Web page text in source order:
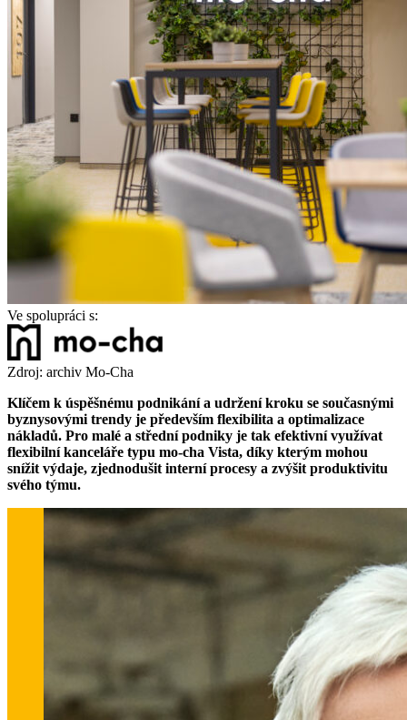
Ve spolupráci s:
Zdroj: archiv Mo-Cha
Klíčem k úspěšnému podnikání a udržení kroku se současnými
byznysovými trendy je především flexibilita a optimalizace
nákladů. Pro malé a střední podniky je tak efektivní využívat
flexibilní kanceláře typu mo-cha Vista, díky kterým mohou
snížit výdaje, zjednodušit interní procesy a zvýšit produktivitu
svého týmu.